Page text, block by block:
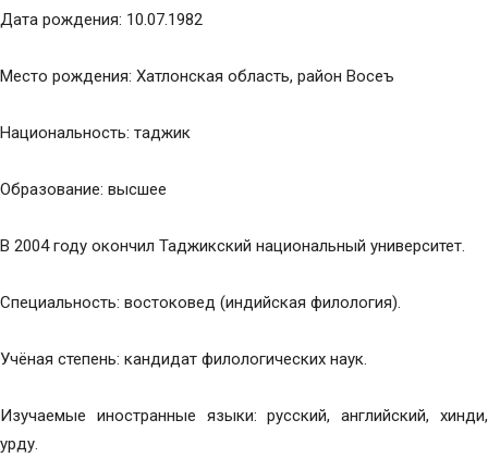
Дата рождения: 10.07.1982
Место рождения: Хатлонская область, район Восеъ
Национальность: таджик
Образование: высшее
В 2004 году окончил Таджикский национальный университет.
Специальность: востоковед (индийская филология).
Учёная степень: кандидат филологических наук.
Изучаемые иностранные языки: русский, английский, хинди,
урду.